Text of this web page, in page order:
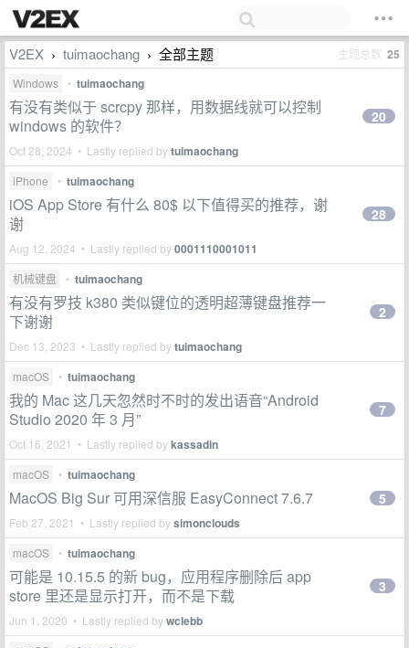
V2EX › tuimaochang › 全部主题 主题总数 25
Windows • tuimaochang
有没有类似于 scrcpy 那样，用数据线就可以控制
windows 的软件？
Oct 28, 2024 • Lastly replied bytuimaochang
20
iPhone • tuimaochang
iOS App Store 有什么 80$ 以下值得买的推荐，谢
谢
Aug 12, 2024 • Lastly replied by0001110001011
28
机械键盘 • tuimaochang
有没有罗技 k380 类似键位的透明超薄键盘推荐一
下谢谢
Dec 13, 2023 • Lastly replied bytuimaochang
2
macOS • tuimaochang
我的 Mac 这几天忽然时不时的发出语音“Android
Studio 2020 年 3 月”
Oct 16, 2021 • Lastly replied bykassadin
7
macOS • tuimaochang
MacOS Big Sur 可用深信服 EasyConnect 7.6.7
Feb 27, 2021 • Lastly replied bysimonclouds
5
macOS • tuimaochang
可能是 10.15.5 的新 bug，应用程序删除后 app
store 里还是显示打开，而不是下载
Jun 1, 2020 • Lastly replied bywclebb
3